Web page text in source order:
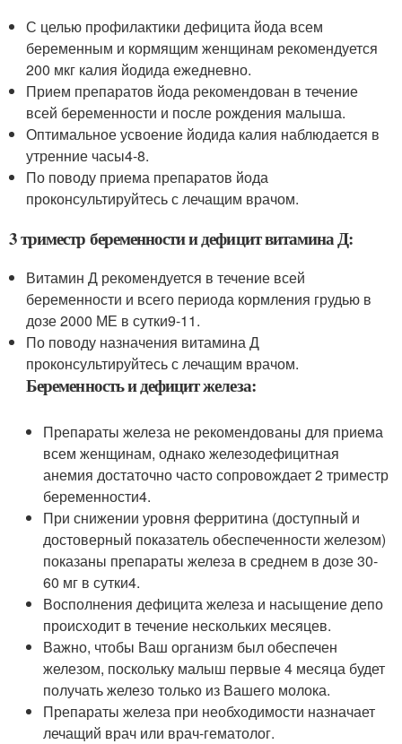
С целью профилактики дефицита йода всем
беременным и кормящим женщинам рекомендуется
200 мкг калия йодида ежедневно.
Прием препаратов йода рекомендован в течение
всей беременности и после рождения малыша.
Оптимальное усвоение йодида калия наблюдается в
утренние часы4-8.
По поводу приема препаратов йода
проконсультируйтесь с лечащим врачом.
3 триместр беременности и дефицит витамина Д:
Витамин Д рекомендуется в течение всей
беременности и всего периода кормления грудью в
дозе 2000 МЕ в сутки9-11.
По поводу назначения витамина Д
проконсультируйтесь с лечащим врачом.
Беременность и дефицит железа:
Препараты железа не рекомендованы для приема
всем женщинам, однако железодефицитная
анемия достаточно часто сопровождает 2 триместр
беременности4.
При снижении уровня ферритина (доступный и
достоверный показатель обеспеченности железом)
показаны препараты железа в среднем в дозе 30-
60 мг в сутки4.
Восполнения дефицита железа и насыщение депо
происходит в течение нескольких месяцев.
Важно, чтобы Ваш организм был обеспечен
железом, поскольку малыш первые 4 месяца будет
получать железо только из Вашего молока.
Препараты железа при необходимости назначает
лечащий врач или врач-гематолог.